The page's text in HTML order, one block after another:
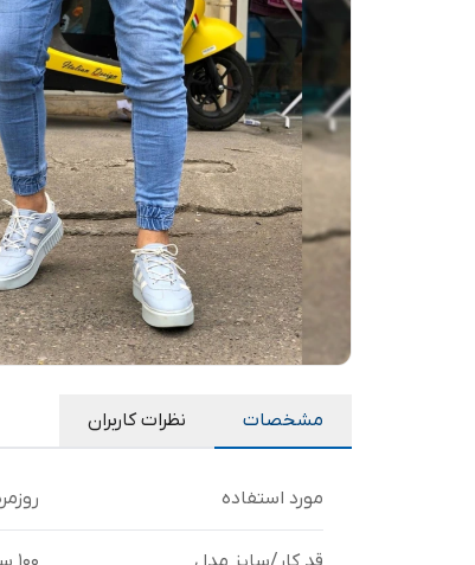
مشخصات نظرات کاربران
مورد استفاده